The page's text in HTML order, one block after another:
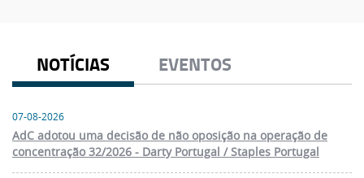
NOTÍCIAS EVENTOS
07-08-2026
AdC adotou uma decisão de não oposição na operação de
concentração 32/2026 - Darty Portugal / Staples Portugal